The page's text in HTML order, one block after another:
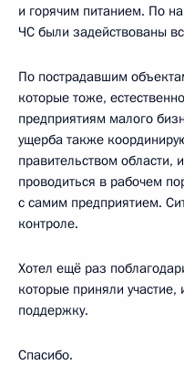
и горячим питанием. По
ЧС были задействованы
По пострадавшим
которые тоже,
предприятиям малого
ущерба также
правительством области,
проводиться в рабочем
с самим предприятием.
контроле.
Хотел ещё раз
которые приняли
поддержку.
Спасибо.